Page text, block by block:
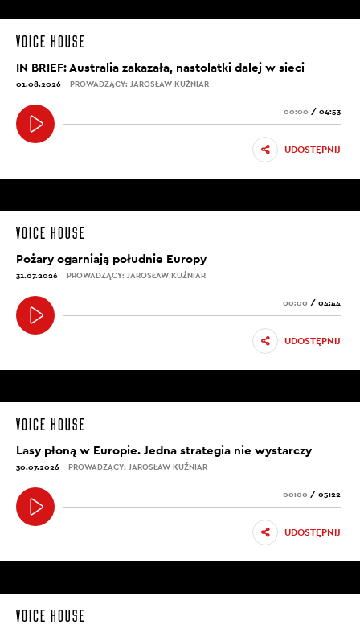
IN BRIEF: Australia zakazała, nastolatki dalej w sieci
01.08.2026 PROWADZĄCY: JAROSŁAW KUŹNIAR
00:00 / 04:53
UDOSTĘPNIJ
Pożary ogarniają południe Europy
31.07.2026 PROWADZĄCY: JAROSŁAW KUŹNIAR
00:00 / 04:44
UDOSTĘPNIJ
Lasy płoną w Europie. Jedna strategia nie wystarczy
30.07.2026 PROWADZĄCY: JAROSŁAW KUŹNIAR
00:00 / 05:22
UDOSTĘPNIJ